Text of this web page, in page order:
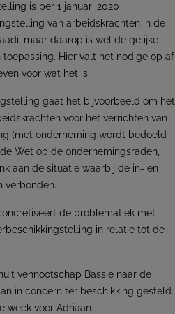
is per 1 januari 2020
van arbeidskrachten in de
maar daarop is wel de gelijke
Hier valt het nodige op af
voor wat het is.
gaat het bijvoorbeeld om het
voor het verrichten van
(met onderneming wordt bedoeld
Wet op de ondernemingsraden,
aan de situatie waarbij de in- en
verbonden.
de problematiek met
in relatie tot de
vennootschap Bassie naar de
in concern ter beschikking gesteld.
week voor Adriaan.